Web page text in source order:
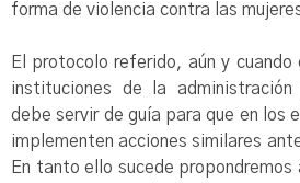
forma de violencia contra las
El protocolo referido, aún y cuando
instituciones de la
debe servir de guía para que en los
implementen acciones similares
En tanto ello sucede